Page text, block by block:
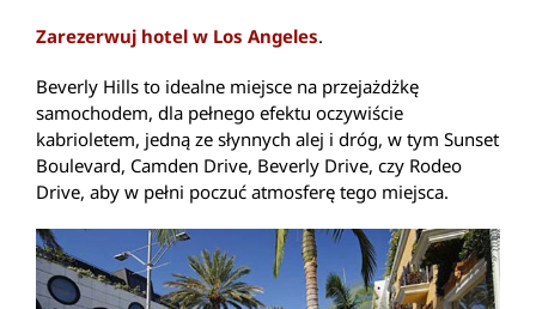
Zarezerwuj hotel w Los Angeles.
Beverly Hills to idealne miejsce na przejażdżkę
samochodem, dla pełnego efektu oczywiście
kabrioletem, jedną ze słynnych alej i dróg, w tym Sunset
Boulevard, Camden Drive, Beverly Drive, czy Rodeo
Drive, aby w pełni poczuć atmosferę tego miejsca.